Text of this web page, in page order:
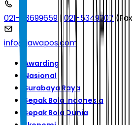
021-53699659 | 021-5349207
info@jawapos.com
Awarding
Nasional
Surabaya Raya
Sepak Bola Indonesia
Sepak Bola Dunia